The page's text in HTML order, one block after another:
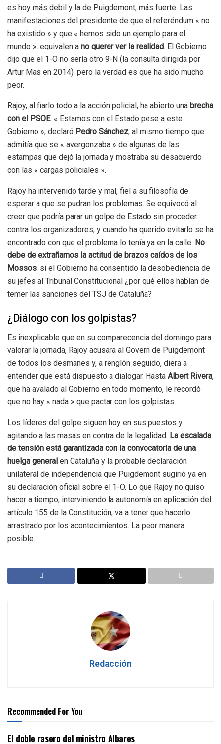
es hoy más debil y la de Puigdemont, más fuerte. Las
manifestaciones del presidente de que el referéndum « no
ha existido » y que « hemos sido un ejemplo para el
mundo », equivalen a no querer ver la realidad. El Gobierno
dijo que el 1-O no sería otro 9-N (la consulta dirigida por
Artur Mas en 2014), pero la verdad es que ha sido mucho
peor.
Rajoy, al fiarlo todo a la acción policial, ha abierto una brecha
con el PSOE. « Estamos con el Estado pese a este
Gobierno », declaró Pedro Sánchez, al mismo tiempo que
admitía que se « avergonzaba » de algunas de las
estampas que dejó la jornada y mostraba su desacuerdo
con las « cargas policiales ».
Rajoy ha intervenido tarde y mal, fiel a su filosofía de
esperar a que se pudran los problemas. Se equivocó al
creer que podría parar un golpe de Estado sin proceder
contra los organizadores, y cuando ha querido evitarlo se ha
encontrado con que el problema lo tenía ya en la calle. No
debe de extrañarnos la actitud de brazos caídos de los
Mossos: si el Gobierno ha consentido la desobediencia de
su jefes al Tribunal Constitucional ¿por qué ellos habían de
temer las sanciones del TSJ de Cataluña?
¿Diálogo con los golpistas?
Es inexplicable que en su comparecencia del domingo para
valorar la jornada, Rajoy acusara al Govern de Puigdemont
de todos los desmanes y, a renglón seguido, diera a
entender que está dispuesto a dialogar. Hasta Albert Rivera,
que ha avalado al Gobierno en todo momento, le recordó
que no hay « nada » que pactar con los golpistas.
Los líderes del golpe siguen hoy en sus puestos y
agitando a las masas en contra de la legalidad. La escalada
de tensión está garantizada con la convocatoria de una
huelga general en Cataluña y la probable declaración
unilateral de independencia que Puigdemont sugirió ya en
su declaración oficial sobre el 1-O. Lo que Rajoy no quiso
hacer a tiempo, interviniendo la autonomía en aplicación del
artículo 155 de la Constitución, va a tener que hacerlo
arrastrado por los acontecimientos. La peor manera
posible.
Redacción
Recommended For You
El doble rasero del ministro Albares